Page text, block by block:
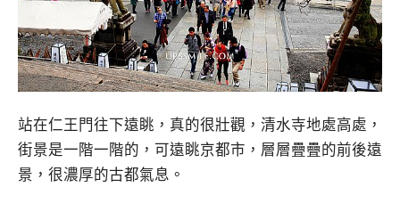
站在仁王門往下遠眺，真的很壯觀，清水寺地處高處，
街景是一階一階的，可遠眺京都市，層層疊疊的前後遠
景，很濃厚的古都氣息。